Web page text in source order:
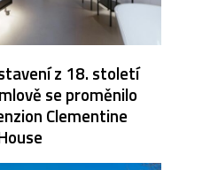
z 18. století
se proměnilo
Clementine